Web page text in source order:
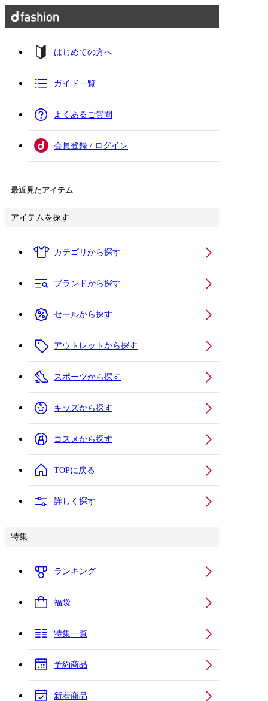
はじめての方へ
ガイド一覧
よくあるご質問
会員登録 / ログイン
最近見たアイテム
アイテムを探す
カテゴリから探す
ブランドから探す
セールから探す
アウトレットから探す
スポーツから探す
キッズから探す
コスメから探す
TOPに戻る
詳しく探す
特集
ランキング
福袋
特集一覧
予約商品
新着商品